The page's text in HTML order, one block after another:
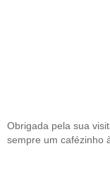
Obrigada pela sua
sempre um cafézinho